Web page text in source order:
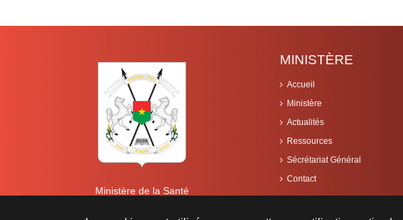
Ministère de la Santé
MINISTÈRE
Accueil
Ministère
Actualités
Ressources
Sécrétariat Général
Contact